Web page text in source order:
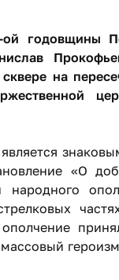
годовщины
на
«О